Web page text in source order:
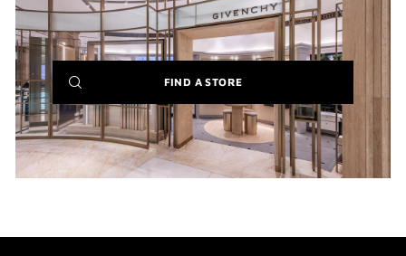
FIND A STORE(NEW
WINDOW)